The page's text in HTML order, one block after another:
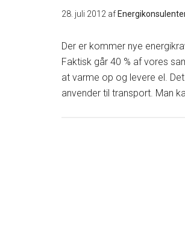
28. juli 2012 af
Der er kommer nye
Faktisk går 40 % af vores
at varme op og levere el.
anvender til transport. Man